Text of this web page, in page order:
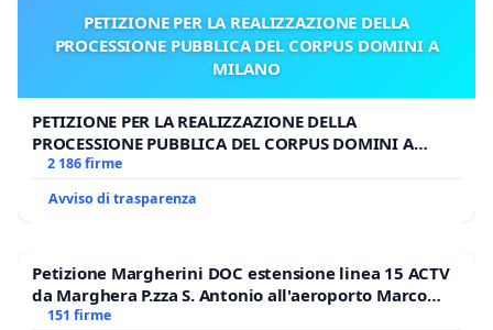
PETIZIONE PER LA REALIZZAZIONE DELLA
PROCESSIONE PUBBLICA DEL CORPUS DOMINI A
MILANO
PETIZIONE PER LA REALIZZAZIONE DELLA
PROCESSIONE PUBBLICA DEL CORPUS DOMINI A
MILANO
2 186 firme
Avviso di trasparenza
Petizione Margherini DOC estensione linea 15 ACTV
da Marghera P.zza S. Antonio all'aeroporto Marco
Polo tariffa a € 1,50
151 firme